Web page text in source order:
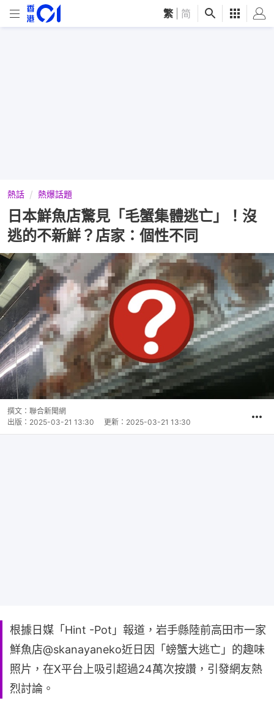
繁 简
熱話 熱爆話題
日本鮮魚店驚見「毛蟹集體逃亡」！沒
逃的不新鮮？店家：個性不同
撰文： 聯合新聞網
出版： 2025-03-21 13:30 更新： 2025-03-21 13:30
根據日媒「Hint -Pot」報道，岩手縣陸前高田市一家
鮮魚店@skanayaneko近日因「螃蟹大逃亡」的趣味
照片，在X平台上吸引超過24萬次按讚，引發網友熱
烈討論。